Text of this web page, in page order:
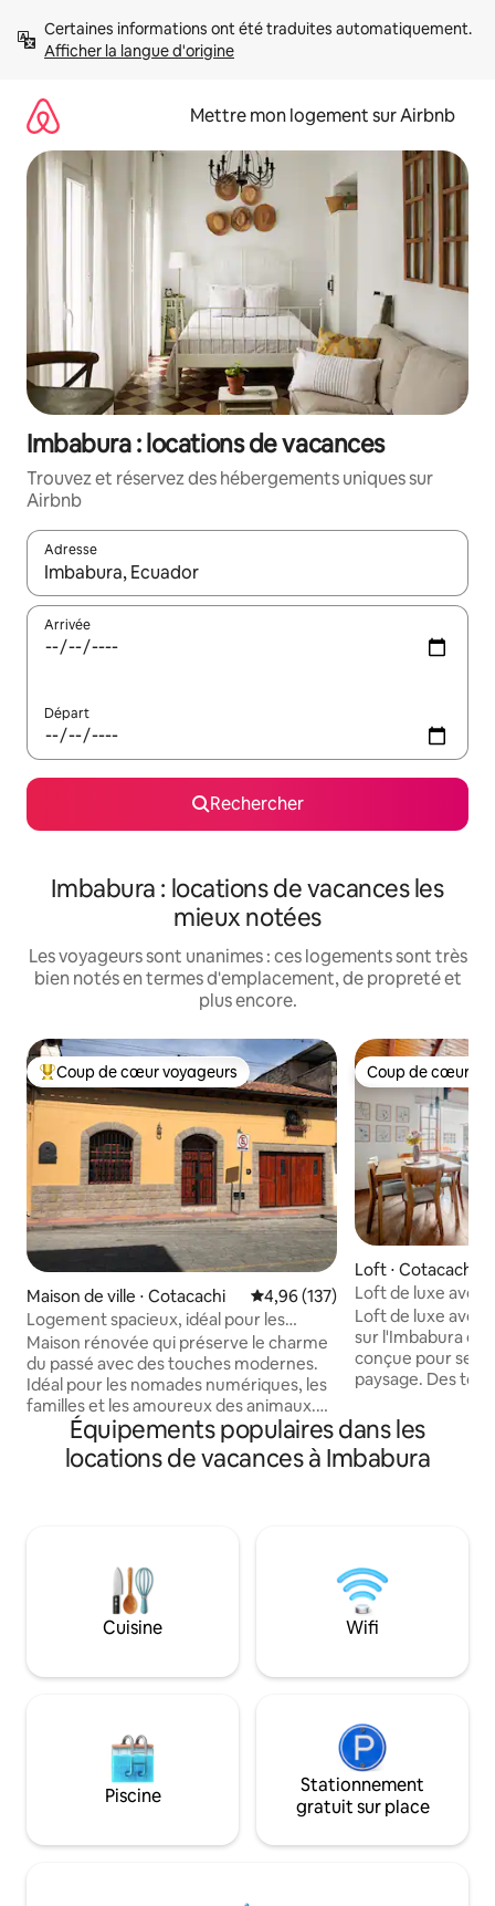
directement
Afficher la langue d'origine
Mettre mon logement sur Airbnb
Imbabura : locations de vacances
Trouvez et réservez des hébergements uniques sur
Airbnb
Adresse
Lorsque les résultats s'affichent, utilisez les flèches vers le
Arrivée
Départ
Rechercher
Imbabura : locations de vacances les
mieux notées
Les voyageurs sont unanimes : ces logements sont très
bien notés en termes d'emplacement, de propreté et
plus encore.
Coups de cœur voyageurs les plus appréciés
Coup de cœur voyageurs
Maison de ville ⋅ Cotacachi Évaluation moyenne sur la
4,96 (137)
Logement spacieux, idéal pour les
familles.
Maison rénovée qui préserve le charme
du passé avec des touches modernes.
Idéal pour les nomades numériques, les
familles et les amoureux des animaux.
Wi-Fi 700 Mbps, espace de travail
entièrement équipé, salles de bain
privées, jeux pour enfants, lits pour
proximité des cafés, des boutiques et de
la nature. Stationnement pour une
berline ou un petit SUV (4,46 m x 1,83 m).
Confort, histoire et commodité en un
Coup de cœur
Coup de cœur
Loft ⋅ Cotacachi
Loft de luxe avec
Loft de luxe avec
sur l'Imbabura et
conçue pour se
paysage. Des
salon
rapide et des
créent le séjour
Un lieu de
du confort, de la
de soleil
Équipements populaires dans les
locations de vacances à Imbabura
Cuisine Wifi
Piscine
Stationnement
gratuit sur place